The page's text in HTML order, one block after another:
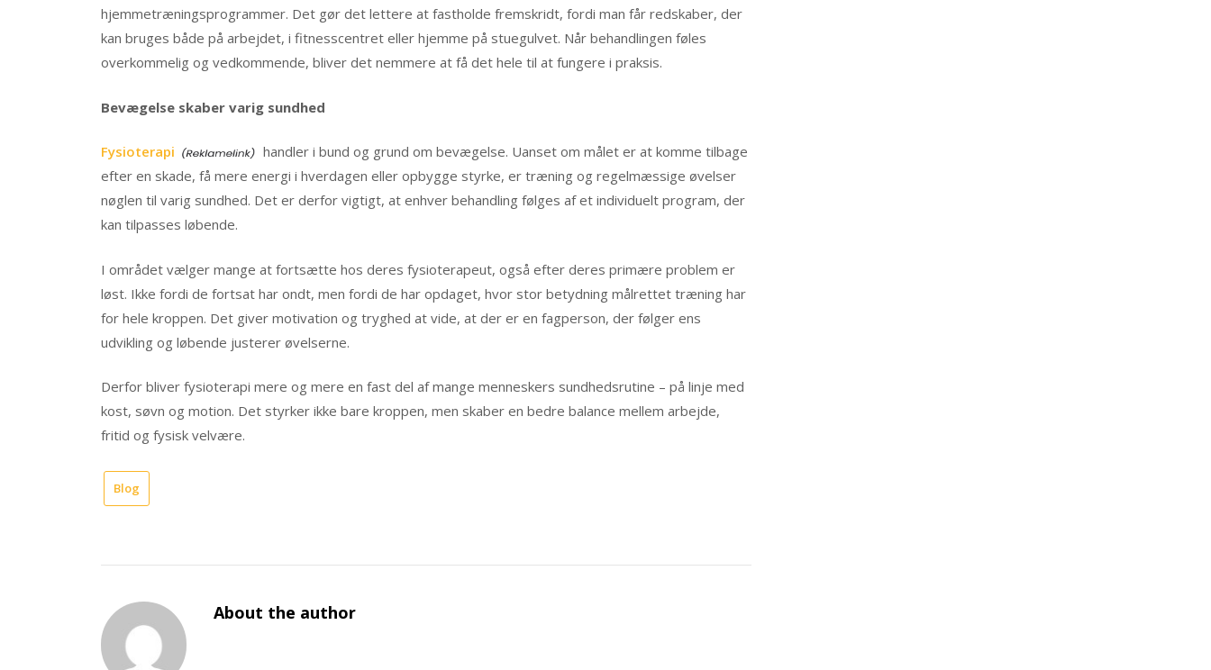
hjemmetræningsprogrammer. Det gør det lettere at fastholde fremskridt, fordi man får redskaber, der
kan bruges både på arbejdet, i fitnesscentret eller hjemme på stuegulvet. Når behandlingen føles
overkommelig og vedkommende, bliver det nemmere at få det hele til at fungere i praksis.
Bevægelse skaber varig sundhed
Fysioterapi
handler i bund og grund om bevægelse. Uanset om målet er at komme tilbage
efter en skade, få mere energi i hverdagen eller opbygge styrke, er træning og regelmæssige øvelser
nøglen til varig sundhed. Det er derfor vigtigt, at enhver behandling følges af et individuelt program, der
kan tilpasses løbende.
I området vælger mange at fortsætte hos deres fysioterapeut, også efter deres primære problem er
løst. Ikke fordi de fortsat har ondt, men fordi de har opdaget, hvor stor betydning målrettet træning har
for hele kroppen. Det giver motivation og tryghed at vide, at der er en fagperson, der følger ens
udvikling og løbende justerer øvelserne.
Derfor bliver fysioterapi mere og mere en fast del af mange menneskers sundhedsrutine – på linje med
kost, søvn og motion. Det styrker ikke bare kroppen, men skaber en bedre balance mellem arbejde,
fritid og fysisk velvære.
Blog
About the author